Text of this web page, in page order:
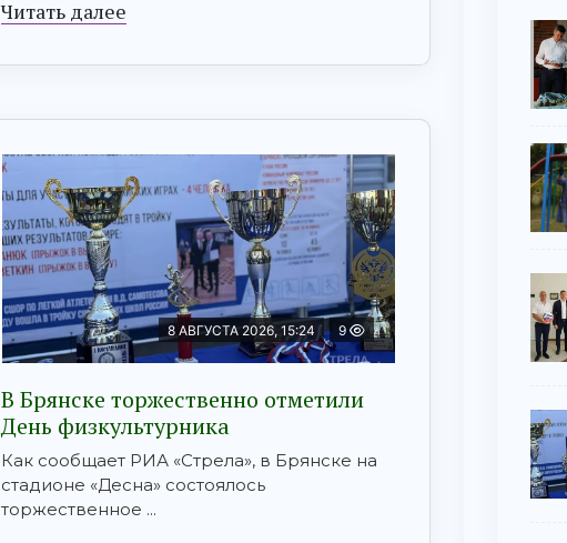
Читать далее
8 АВГУСТА 2026, 15:24 9
В Брянске торжественно отметили
День физкультурника
Как сообщает РИА «Стрела», в Брянске на
стадионе «Десна» состоялось
торжественное ...